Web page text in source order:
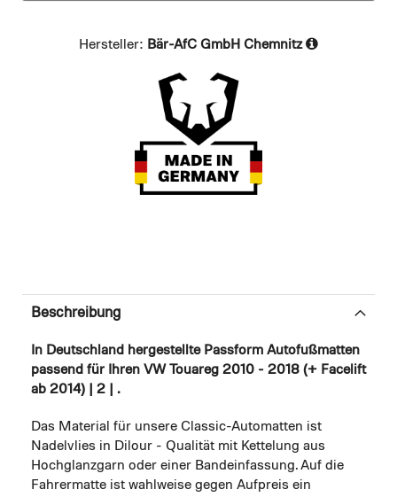
Hersteller: Bär-AfC GmbH Chemnitz
Beschreibung
In Deutschland hergestellte Passform Autofußmatten
passend für Ihren VW Touareg 2010 - 2018 (+ Facelift
ab 2014) | 2 | .
Das Material für unsere Classic-Automatten ist
Nadelvlies in Dilour - Qualität mit Kettelung aus
Hochglanzgarn oder einer Bandeinfassung. Auf die
Fahrermatte ist wahlweise gegen Aufpreis ein